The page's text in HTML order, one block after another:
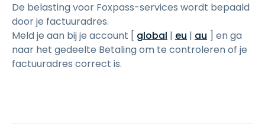
De belasting voor Foxpass-services wordt bepaald
door je factuuradres.
Meld je aan bij je account [ global | eu | au ] en ga
naar het gedeelte Betaling om te controleren of je
factuuradres correct is.